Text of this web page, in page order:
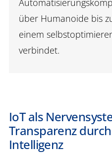
über Humanoide bis
einem
verbindet.
IoT als
Transparenz
Intelligenz